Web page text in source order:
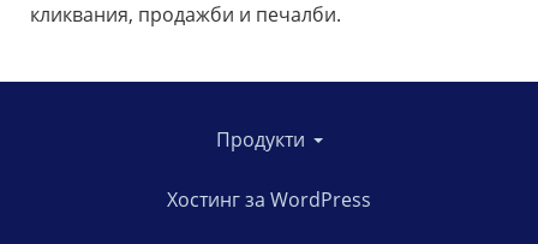
кликвания, продажби и печалби.
Продукти
Хостинг за WordPress